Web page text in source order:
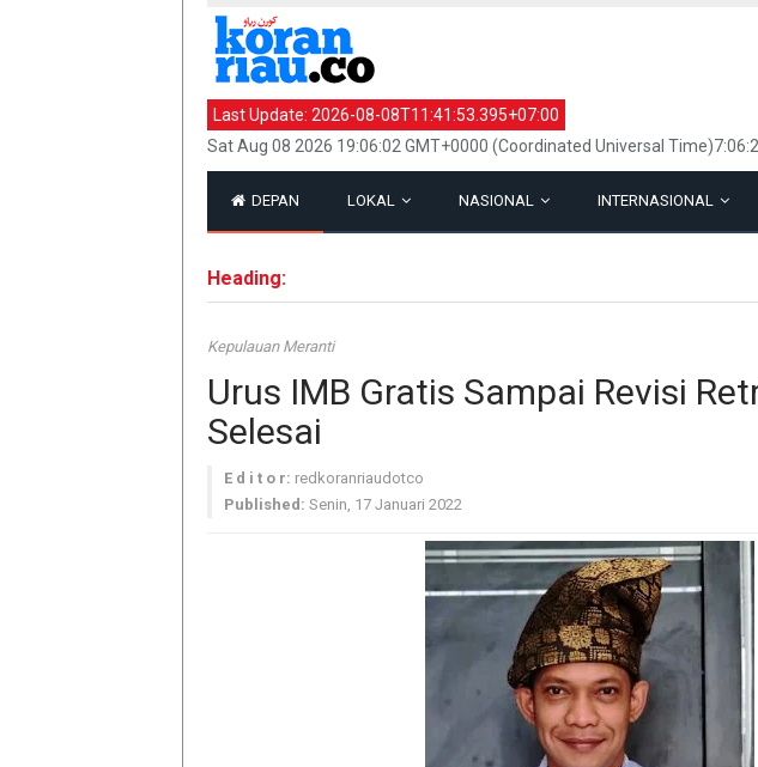
Last Update: 2026-08-08T11:41:53.395+07:00
Sat Aug 08 2026 19:06:02 GMT+0000 (Coordinated Universal
DEPAN LOKAL NASIONAL INTERNASIONAL
Heading:
Kepulauan Meranti
Urus IMB Gratis Sampai Revisi
Selesai
E d i t o r: redkoranriaudotco
Published: Senin, 17 Januari 2022